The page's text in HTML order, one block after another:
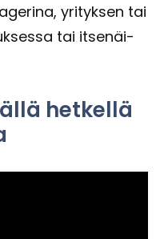
yri­tyk­sen tai
tai it­se­näi­
het­kel­lä